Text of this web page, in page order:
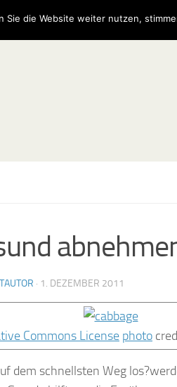
· 1. DEZEMBER 2011
photo
dem schnellsten Weg
Sie die Website weiter nutzen,